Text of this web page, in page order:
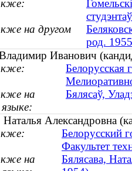
студэнтаў
на другом
род.
Иванович
Белорусская
на
Бялясаў,
Наталья Александровна
Белорусский
Факультет
на
Бялясава,